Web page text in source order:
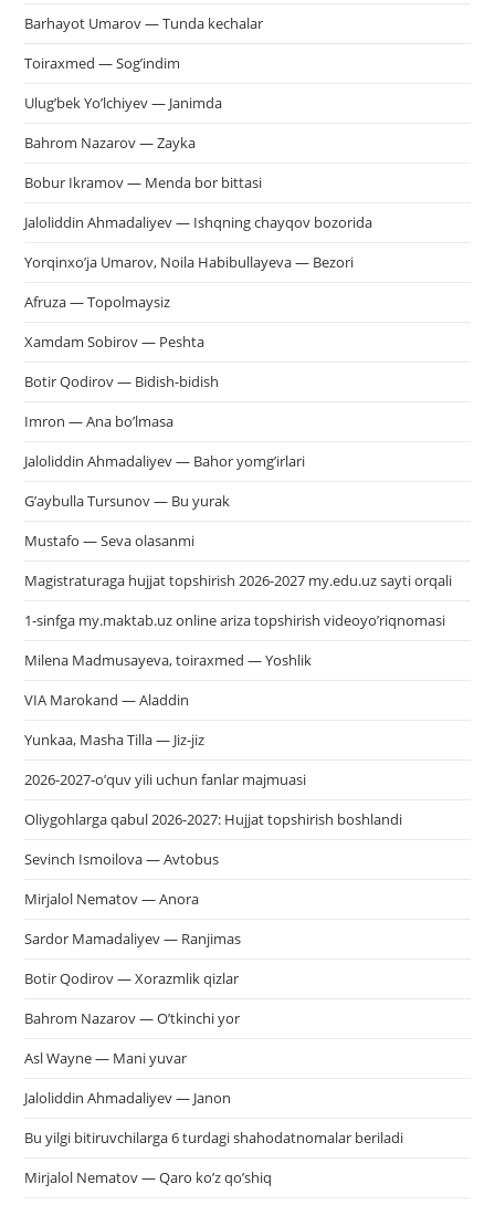
Barhayot Umarov — Tunda kechalar
Toiraxmed — Sog’indim
Ulug’bek Yo’lchiyev — Janimda
Bahrom Nazarov — Zayka
Bobur Ikramov — Menda bor bittasi
Jaloliddin Ahmadaliyev — Ishqning chayqov bozorida
Yorqinxo’ja Umarov, Noila Habibullayeva — Bezori
Afruza — Topolmaysiz
Xamdam Sobirov — Peshta
Botir Qodirov — Bidish-bidish
Imron — Ana bo’lmasa
Jaloliddin Ahmadaliyev — Bahor yomg’irlari
G’aybulla Tursunov — Bu yurak
Mustafo — Seva olasanmi
Magistraturaga hujjat topshirish 2026-2027 my.edu.uz sayti orqali
1-sinfga my.maktab.uz online ariza topshirish videoyo’riqnomasi
Milena Madmusayeva, toiraxmed — Yoshlik
VIA Marokand — Aladdin
Yunkaa, Masha Tilla — Jiz-jiz
2026-2027-o’quv yili uchun fanlar majmuasi
Oliygohlarga qabul 2026-2027: Hujjat topshirish boshlandi
Sevinch Ismoilova — Avtobus
Mirjalol Nematov — Anora
Sardor Mamadaliyev — Ranjimas
Botir Qodirov — Xorazmlik qizlar
Bahrom Nazarov — O’tkinchi yor
Asl Wayne — Mani yuvar
Jaloliddin Ahmadaliyev — Janon
Bu yilgi bitiruvchilarga 6 turdagi shahodatnomalar beriladi
Mirjalol Nematov — Qaro ko’z qo’shiq